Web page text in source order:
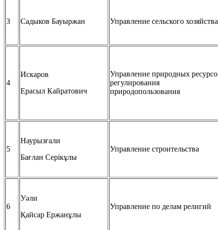
3 Садыков Бауыржан Управление сельского хозяйства
4
Искаров
Ерасыл Кайратович
Управление природных
регулирования
природопользования
5
Наурызғали
Бағлан Серікұлы
Управление строительства
6
Уәли
Қайсар Ержанұлы
Управление по делам религий